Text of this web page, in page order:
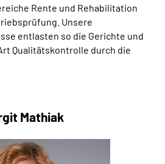
Rente und Rehabilitation
Unsere
entlasten so die Gerichte und
Qualitätskontrolle durch die
Mathiak